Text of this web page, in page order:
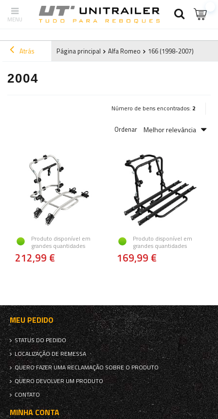
Atrás Página principal Alfa Romeo 166 (1998-2007)
2004
Número de bens encontrados: 2
Ordenar Melhor relevância
Produto disponível em
grandes quantidades
212,99 €
Produto disponível em
grandes quantidades
169,99 €
MEU PEDIDO
STATUS DO PEDIDO
LOCALIZAÇÃO DE REMESSA
QUERO FAZER UMA RECLAMAÇÃO SOBRE O PRODUTO
QUERO DEVOLVER UM PRODUTO
CONTATO
MINHA CONTA